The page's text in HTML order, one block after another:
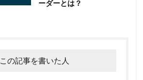
ーダーとは？
この記事を書いた人